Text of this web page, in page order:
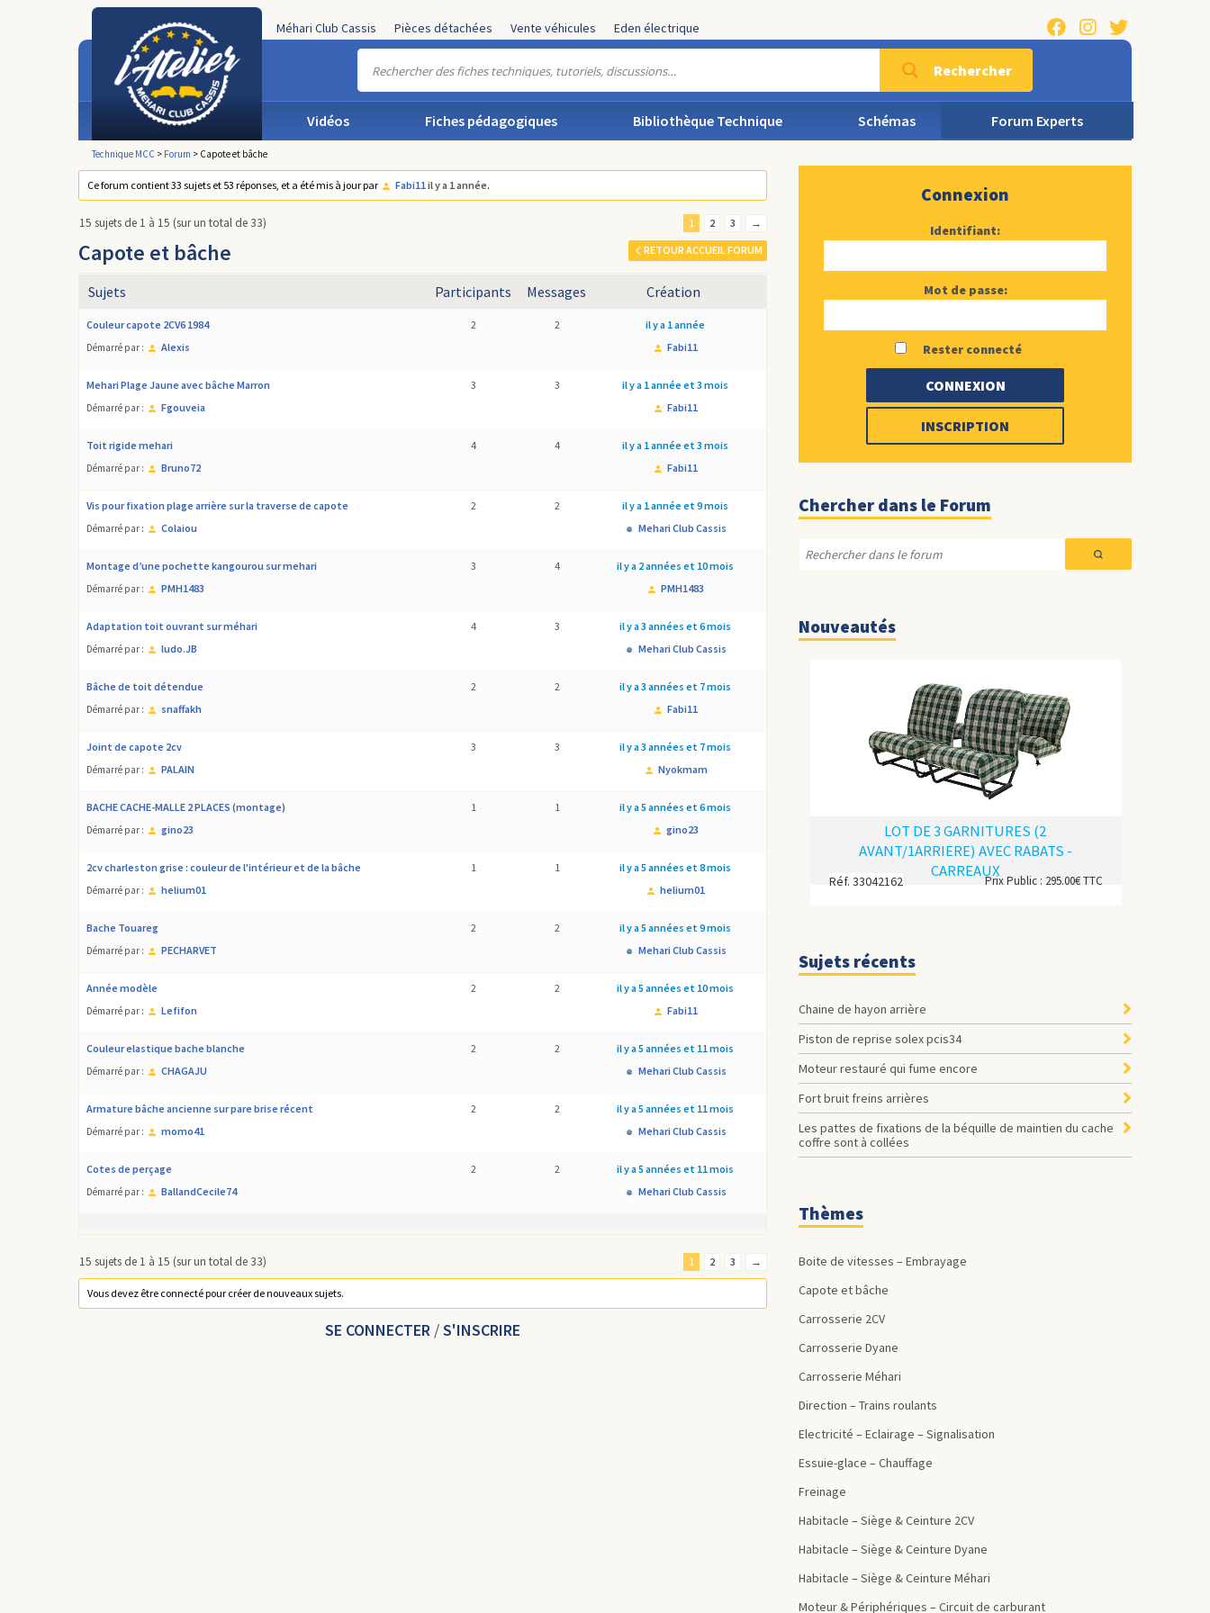
Méhari Club Cassis Pièces détachées Vente véhicules Eden électrique
Rechercher
Vidéos Fiches pédagogiques Bibliothèque Technique Schémas Forum Experts
Technique MCC > Forum > Capote et bâche
Ce forum contient 33 sujets et 53 réponses, et a été mis à jour par Fabi11il y a 1 année.
15 sujets de 1 à 15 (sur un total de 33) 1 2 3 →
Capote et bâche RETOUR ACCUEIL FORUM
Sujets Participants Messages Création
Couleur capote 2CV6 1984
Démarré par : Alexis
2 2
il y a 1 année
Fabi11
Mehari Plage Jaune avec bâche Marron
Démarré par : Fgouveia
3 3
il y a 1 année et 3 mois
Fabi11
toit rigide mehari
Démarré par : Bruno72
4 4
il y a 1 année et 3 mois
Fabi11
Vis pour fixation plage arrière sur la traverse de capote
Démarré par : Colaiou
2 2
il y a 1 année et 9 mois
Mehari Club Cassis
montage d’une pochette kangourou sur mehari
Démarré par : PMH1483
3 4
il y a 2 années et 10 mois
PMH1483
Adaptation toit ouvrant sur méhari
Démarré par : ludo.JB
4 3
il y a 3 années et 6 mois
Mehari Club Cassis
Bâche de toit détendue
Démarré par : snaffakh
2 2
il y a 3 années et 7 mois
Fabi11
Joint de capote 2cv
Démarré par : PALAIN
3 3
il y a 3 années et 7 mois
Nyokmam
BACHE CACHE-MALLE 2 PLACES (montage)
Démarré par : gino23
1 1
il y a 5 années et 6 mois
gino23
2cv charleston grise : couleur de l'intérieur et de la bâche
Démarré par : helium01
1 1
il y a 5 années et 8 mois
helium01
Bache Touareg
Démarré par : PECHARVET
2 2
il y a 5 années et 9 mois
Mehari Club Cassis
Année modèle
Démarré par : Lefifon
2 2
il y a 5 années et 10 mois
Fabi11
Couleur elastique bache blanche
Démarré par : CHAGAJU
2 2
il y a 5 années et 11 mois
Mehari Club Cassis
Armature bâche ancienne sur pare brise récent
Démarré par : momo41
2 2
il y a 5 années et 11 mois
Mehari Club Cassis
cotes de perçage
Démarré par : BallandCecile74
2 2
il y a 5 années et 11 mois
Mehari Club Cassis
15 sujets de 1 à 15 (sur un total de 33) 1 2 3 →
Vous devez être connecté pour créer de nouveaux sujets.
SE CONNECTER /S'INSCRIRE
Connexion
Identifiant:
Mot de passe:
Rester connecté
CONNEXION
INSCRIPTION
Chercher dans le Forum
Nouveautés
LOT DE 3 GARNITURES (2
AVANT/1ARRIERE) AVEC RABATS -
CARREAUX
Réf. 33042162 Prix Public : 295.00€ TTC
Sujets récents
Chaine de hayon arrière
Piston de reprise solex pcis34
Moteur restauré qui fume encore
Fort bruit freins arrières
les pattes de fixations de la béquille de maintien du cache
coffre sont à collées
Thèmes
Boite de vitesses – Embrayage
Capote et bâche
Carrosserie 2CV
Carrosserie Dyane
Carrosserie Méhari
Direction – Trains roulants
Electricité – Eclairage – Signalisation
Essuie-glace – Chauffage
Freinage
Habitacle – Siège & Ceinture 2CV
Habitacle – Siège & Ceinture Dyane
Habitacle – Siège & Ceinture Méhari
Moteur & Périphériques – Circuit de carburant